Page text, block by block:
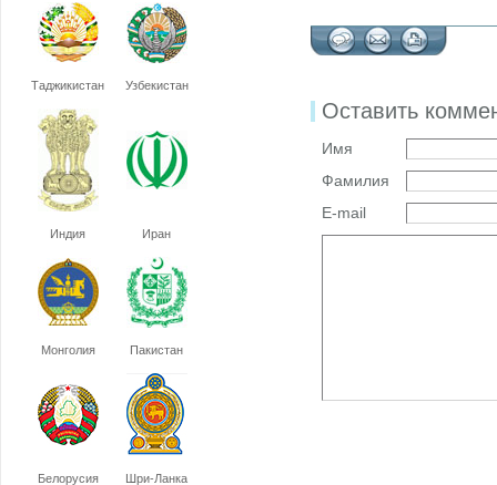
Таджикистан Узбекистан
Индия Иран
Монголия Пакистан
Белорусия Шри-Ланка
Оставить
Имя
Фамилия
E-mail